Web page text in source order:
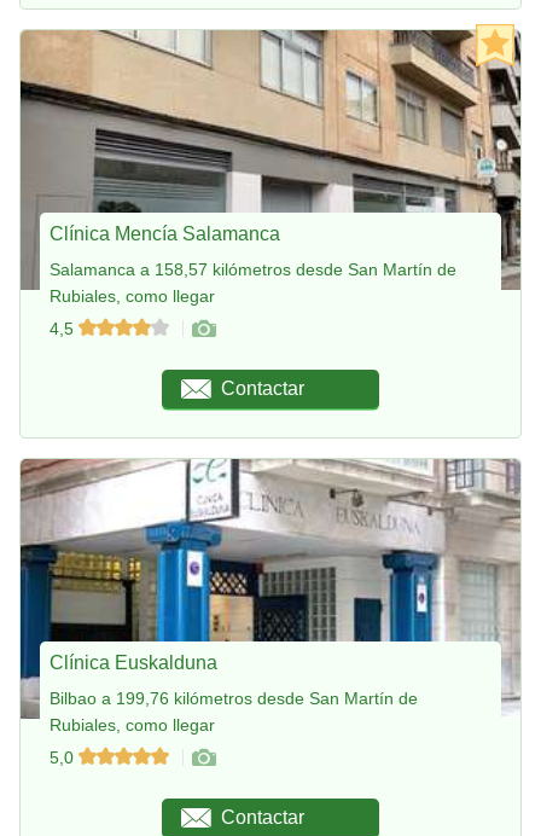
Clínica Mencía Salamanca
Salamanca a 158,57 kilómetros desde San Martín de
Rubiales, como llegar
4,5
Contactar
Clínica Euskalduna
Bilbao a 199,76 kilómetros desde San Martín de
Rubiales, como llegar
5,0
Contactar